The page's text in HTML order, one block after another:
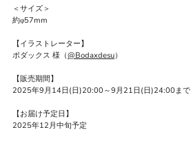
＜サイズ＞
約φ57mm
【イラストレーター】
ボダックス 様（@Bodaxdesu）
【販売期間】
2025年9月14日(日)20:00～9月21日(日)24:00まで
【お届け予定日】
2025年12月中旬予定